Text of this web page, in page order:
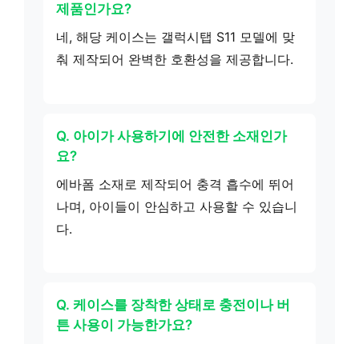
제품인가요?
네, 해당 케이스는 갤럭시탭 S11 모델에 맞
춰 제작되어 완벽한 호환성을 제공합니다.
Q. 아이가 사용하기에 안전한 소재인가
요?
에바폼 소재로 제작되어 충격 흡수에 뛰어
나며, 아이들이 안심하고 사용할 수 있습니
다.
Q. 케이스를 장착한 상태로 충전이나 버
튼 사용이 가능한가요?